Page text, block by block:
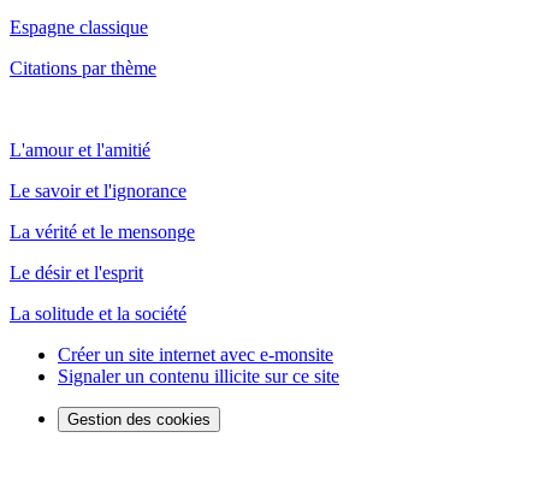
Espagne classique
Citations par thème
L'amour et l'amitié
Le savoir et l'ignorance
La vérité et le mensonge
Le désir et l'esprit
La solitude et la société
Créer un site internet avec e-monsite
Signaler un contenu illicite sur ce site
Gestion des cookies